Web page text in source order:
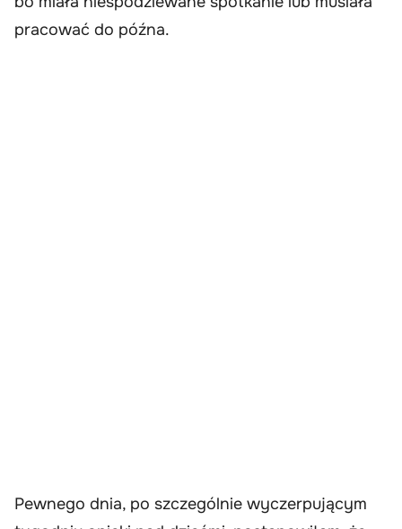
pracować do późna.
Pewnego dnia, po szczególnie wyczerpującym